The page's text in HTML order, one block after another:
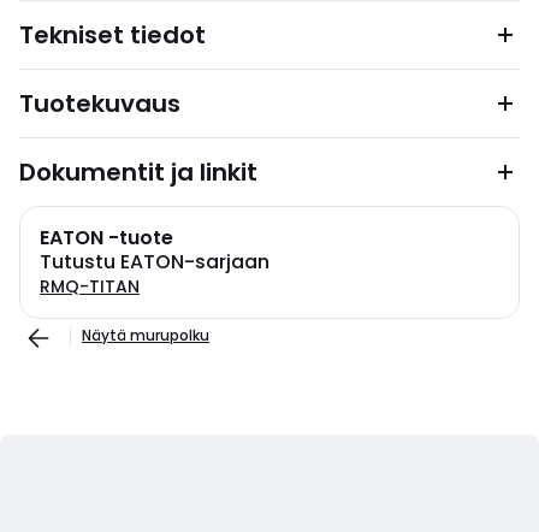
Tekniset tiedot
Tuotekuvaus
Dokumentit ja linkit
EATON -tuote
Tutustu EATON-sarjaan
RMQ-TITAN
Näytä murupolku